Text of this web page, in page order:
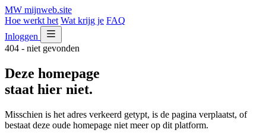
MW mijnweb.site
Hoe werkt het Wat krijg je FAQ
Inloggen
404 - niet gevonden
Deze homepage
staat hier niet.
Misschien is het adres verkeerd getypt, is de pagina verplaatst, of
bestaat deze oude homepage niet meer op dit platform.